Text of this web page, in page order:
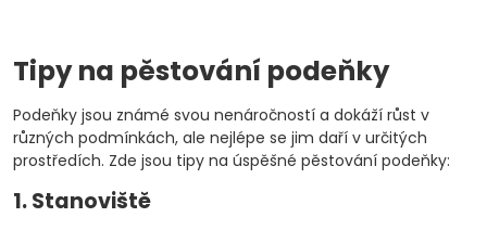
Tipy na pěstování podeňky
Podeňky jsou známé svou nenáročností a dokáží růst v
různých podmínkách, ale nejlépe se jim daří v určitých
prostředích. Zde jsou tipy na úspěšné pěstování podeňky:
1. Stanoviště